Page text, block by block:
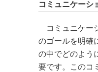
コミュニケーシ
コミュニケー
のゴールを明確
の中でどのよう
要です。このコ